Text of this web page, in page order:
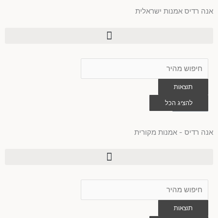
אנה רדיס אמנות ישראלית
...
תוצאות
להציג הכל
0
עגלת
קניות
אנה רדיס - אמנות מקורית
...
תוצאות